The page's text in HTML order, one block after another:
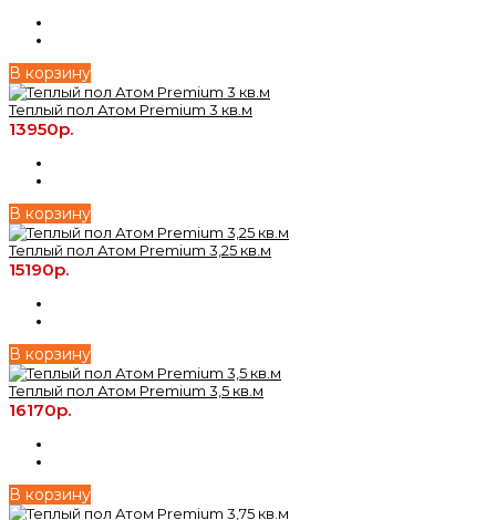
В корзину
Теплый пол Атом Premium 3 кв.м
13950р.
В корзину
Теплый пол Атом Premium 3,25 кв.м
15190р.
В корзину
Теплый пол Атом Premium 3,5 кв.м
16170р.
В корзину